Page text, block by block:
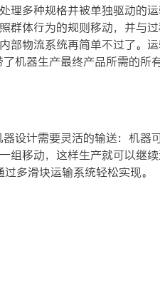
理多种规格并被单独驱动的
群体行为的规则移动，并与
部物流系统再简单不过了。
机器生产最终产品所需的所
设计需要灵活的输送：机器
组移动，这样生产就可以继
多滑块运输系统轻松实现。